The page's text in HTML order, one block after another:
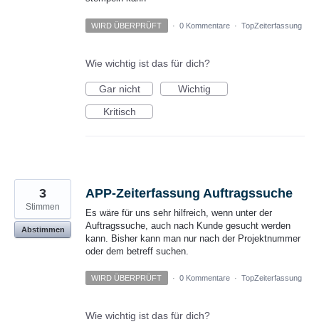
WIRD ÜBERPRÜFT · 0 Kommentare · TopZeiterfassung
Wie wichtig ist das für dich?
Gar nicht
Wichtig
Kritisch
APP-Zeiterfassung Auftragssuche
Es wäre für uns sehr hilfreich, wenn unter der
Auftragssuche, auch nach Kunde gesucht werden
kann. Bisher kann man nur nach der Projektnummer
oder dem betreff suchen.
3
Stimmen
Abstimmen
WIRD ÜBERPRÜFT · 0 Kommentare · TopZeiterfassung
Wie wichtig ist das für dich?